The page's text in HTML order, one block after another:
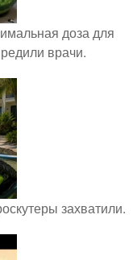
доза для
врачи.
захватили.